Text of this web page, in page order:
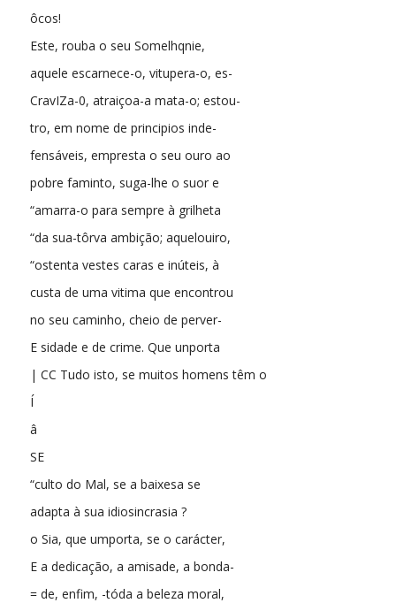
ôcos!
Este, rouba o seu Somelhqnie,
aquele escarnece-o, vitupera-o, es-
CravIZa-0, atraiçoa-a mata-o; estou-
tro, em nome de principios inde-
fensáveis, empresta o seu ouro ao
pobre faminto, suga-lhe o suor e
“amarra-o para sempre à grilheta
“da sua-tôrva ambição; aquelouiro,
“ostenta vestes caras e inúteis, à
custa de uma vitima que encontrou
no seu caminho, cheio de perver-
E sidade e de crime. Que unporta
| CC Tudo isto, se muitos homens têm o
Í
â
SE
“culto do Mal, se a baixesa se
adapta à sua idiosincrasia ?
o Sia, que umporta, se o carácter,
E a dedicação, a amisade, a bonda-
= de, enfim, -tóda a beleza moral,